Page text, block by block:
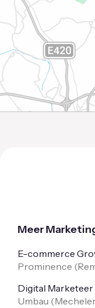
Meer
E-commerce
Prominence (
Digital
Umbau (